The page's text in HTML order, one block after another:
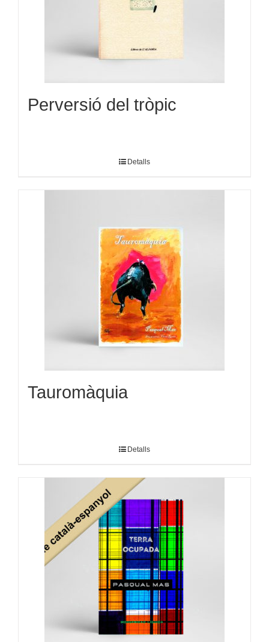
Perversió del tròpic
Detalls
Tauromàquia
Detalls